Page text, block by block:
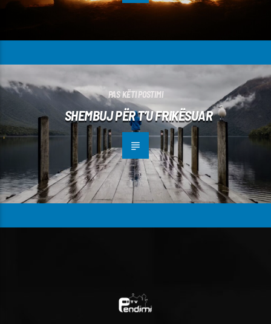
PAS KËTI POSTIMI
SHEMBUJ PËR T’U FRIKËSUAR